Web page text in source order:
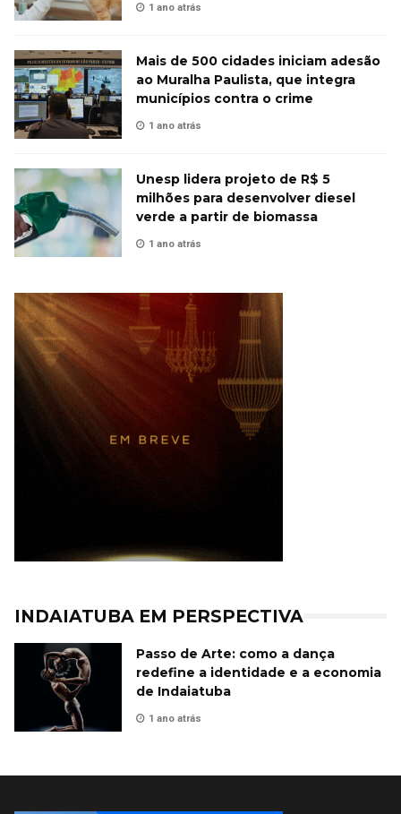
1 ano atrás
Mais de 500 cidades iniciam adesão
ao Muralha Paulista, que integra
municípios contra o crime
1 ano atrás
Unesp lidera projeto de R$ 5
milhões para desenvolver diesel
verde a partir de biomassa
1 ano atrás
INDAIATUBA EM PERSPECTIVA
Passo de Arte: como a dança
redefine a identidade e a economia
de Indaiatuba
1 ano atrás